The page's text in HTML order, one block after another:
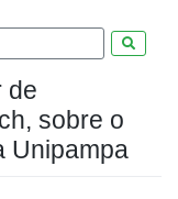
de
sobre o
Unipampa